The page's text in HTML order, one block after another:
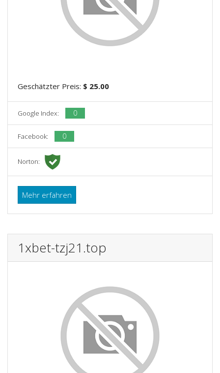
Geschätzter Preis: $ 25.00
Google Index: 0
Facebook: 0
Norton:
Mehr erfahren
1xbet-tzj21.top